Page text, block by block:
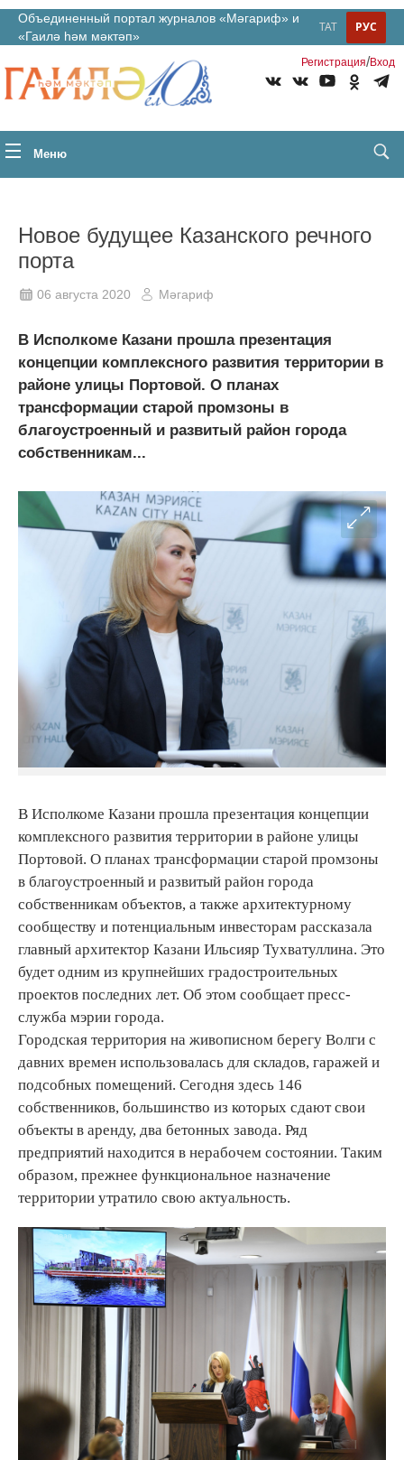
Объединенный портал журналов «Мәгариф» и
«Гаилә һәм мәктәп»
РУС
ТАТ
Регистрация/Вход
Меню
Новое будущее Казанского речного
порта
06 августа 2020 Мәгариф
В Исполкоме Казани прошла презентация
концепции комплексного развития территории в
районе улицы Портовой. О планах
трансформации старой промзоны в
благоустроенный и развитый район города
собственникам...
В Исполкоме Казани прошла презентация концепции
комплексного развития территории в районе улицы
Портовой. О планах трансформации старой промзоны
в благоустроенный и развитый район города
собственникам объектов, а также архитектурному
сообществу и потенциальным инвесторам рассказала
главный архитектор Казани Ильсияр Тухватуллина. Это
будет одним из крупнейших градостроительных
проектов последних лет. Об этом сообщает пресс-
служба мэрии города.
Городская территория на живописном берегу Волги с
давних времен использовалась для складов, гаражей и
подсобных помещений. Сегодня здесь 146
собственников, большинство из которых сдают свои
объекты в аренду, два бетонных завода. Ряд
предприятий находится в нерабочем состоянии. Таким
образом, прежнее функциональное назначение
территории утратило свою актуальность.